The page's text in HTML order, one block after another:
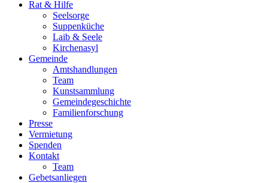
Rat & Hilfe
Seelsorge
Suppenküche
Laib & Seele
Kirchenasyl
Gemeinde
Amtshandlungen
Team
Kunstsammlung
Gemeindegeschichte
Familienforschung
Presse
Vermietung
Spenden
Kontakt
Team
Gebetsanliegen